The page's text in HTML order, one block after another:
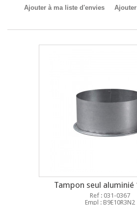
Ajouter à ma liste d'envies
Tampon seul aluminié
Ref : 031-0367
Empl : B9E10R3N2